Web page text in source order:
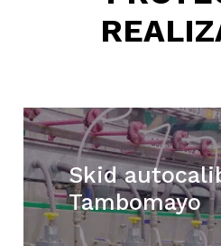
Skid
Tambomayo